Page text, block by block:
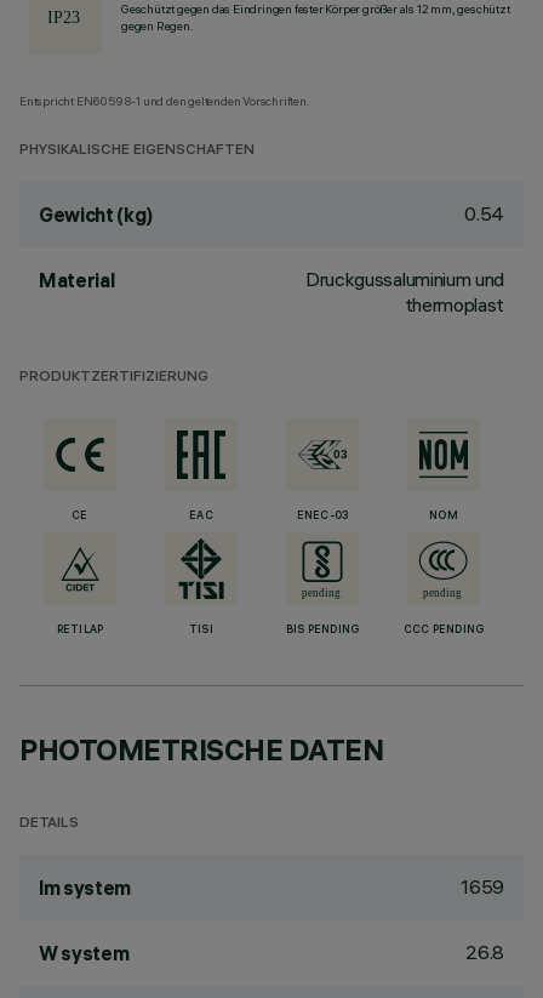
Geschützt gegen das Eindringen fester Körper größer als 12 mm, geschützt
gegen Regen.
Entspricht EN60598-1 und den geltenden Vorschriften.
PHYSIKALISCHE EIGENSCHAFTEN
Gewicht (kg) 0.54
Material
Druckgussaluminium und
thermoplast
PRODUKTZERTIFIZIERUNG
CE EAC ENEC-03 NOM
RETILAP TISI BIS PENDING CCC PENDING
PHOTOMETRISCHE DATEN
DETAILS
lm system 1659
W system 26.8